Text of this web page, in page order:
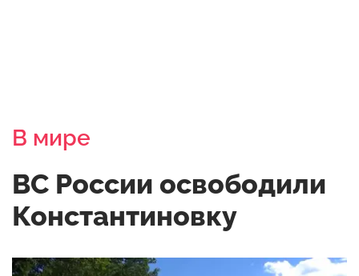
В мире
ВС России освободили
Константиновку